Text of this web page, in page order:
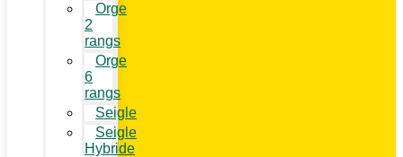
Orge
2
rangs
Orge
6
rangs
Seigle
Seigle
Hybride